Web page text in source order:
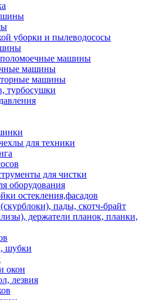
уборки и пылеводососы
машины
машины
машины
турбосушки
для техники
для чистки
оборудования
остекления,фасадов
пады, скотч-брайт
держатели планок, планки,
шубки
окон
лезвия